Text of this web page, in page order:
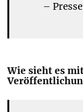
–
Wie sieht es